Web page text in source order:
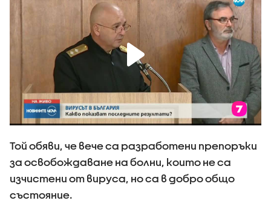
Той обяви, че вече са разработени препоръки
за освобождаване на болни, които не са
изчистени от вируса, но са в добро общо
състояние.